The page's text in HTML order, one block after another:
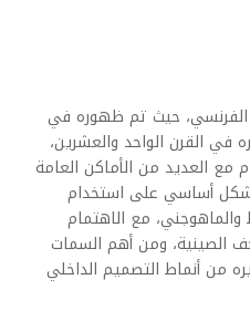
الفرنسي، حيث تم ظهوره في
في القرن الواحد والعشرين،
مع العديد من الأماكن العامة
أساسي على استخدام
مع الاهتمام
الصينية، ومن أهم السمات
من أنماط التصميم الداخلي